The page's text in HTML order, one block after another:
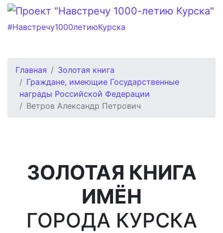
#Навстречу1000летиюКурска
Главная
Золотая книга
Граждане, имеющие Государственные
награды Российской Федерации
Ветров Александр Петрович
ЗОЛОТАЯ КНИГА
ИМЁН
ГОРОДА КУРСКА